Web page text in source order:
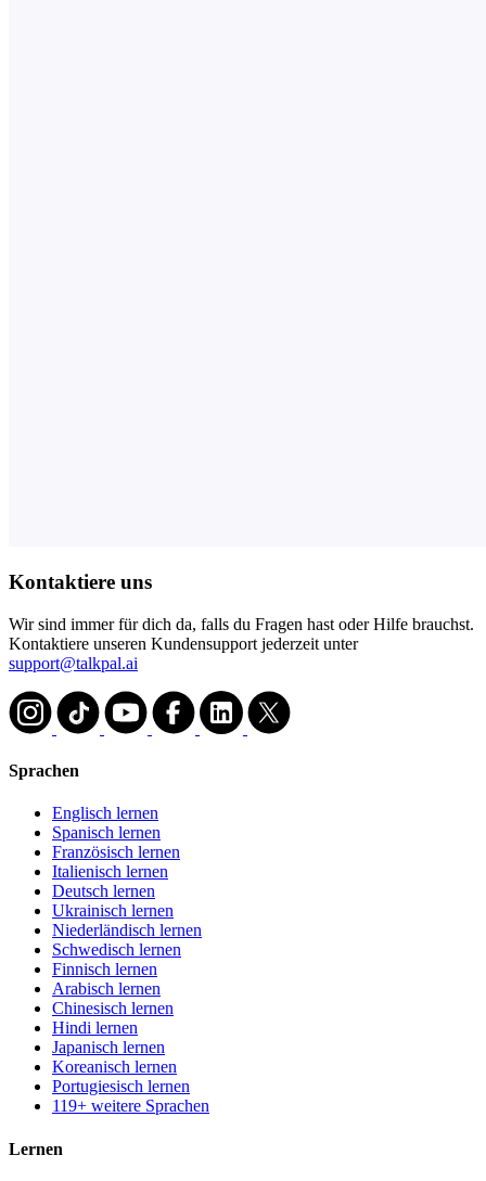
Kontaktiere uns
Wir sind immer für dich da, falls du Fragen hast oder Hilfe brauchst.
Kontaktiere unseren Kundensupport jederzeit unter
support@talkpal.ai
Sprachen
Englisch lernen
Spanisch lernen
Französisch lernen
Italienisch lernen
Deutsch lernen
Ukrainisch lernen
Niederländisch lernen
Schwedisch lernen
Finnisch lernen
Arabisch lernen
Chinesisch lernen
Hindi lernen
Japanisch lernen
Koreanisch lernen
Portugiesisch lernen
119+ weitere Sprachen
Lernen